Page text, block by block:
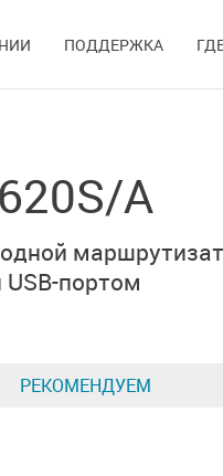
ПОДДЕРЖКА
A
USB-портом
РЕКОМЕНДУЕМ